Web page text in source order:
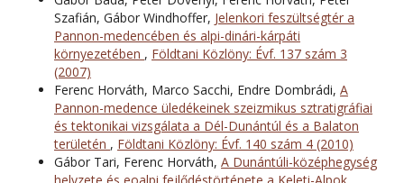
Szafián, Gábor Windhoffer, Jelenkori feszültségtér a
Pannon-medencében és alpi-dinári-kárpáti
környezetében , Földtani Közlöny: Évf. 137 szám 3
(2007)
Ferenc Horváth, Marco Sacchi, Endre Dombrádi, A
Pannon-medence üledékeinek szeizmikus sztratigráfiai
és tektonikai vizsgálata a Dél-Dunántúl és a Balaton
területén , Földtani Közlöny: Évf. 140 szám 4 (2010)
Gábor Tari, Ferenc Horváth, A Dunántúli-középhegység
helyzete és eoalpi fejlődéstörténete a Keleti-Alpok